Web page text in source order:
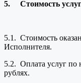
5. Стоимость
5.1. Стоимость
Исполнителя.
5.2. Оплата услуг по
рублях.